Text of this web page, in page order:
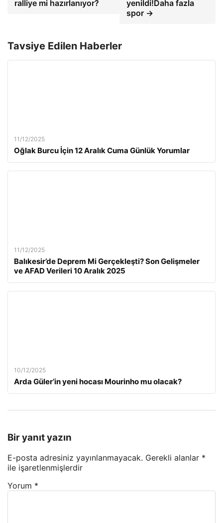
ralliye mi hazırlanıyor?
yenildi!Daha fazla
spor →
Tavsiye Edilen Haberler
11/12/2025
Oğlak Burcu İçin 12 Aralık Cuma Günlük Yorumlar
11/12/2025
Balıkesir’de Deprem Mi Gerçekleşti? Son Gelişmeler
ve AFAD Verileri 10 Aralık 2025
10/12/2025
Arda Güler’in yeni hocası Mourinho mu olacak?
Bir yanıt yazın
E-posta adresiniz yayınlanmayacak. Gerekli alanlar *
ile işaretlenmişlerdir
Yorum *